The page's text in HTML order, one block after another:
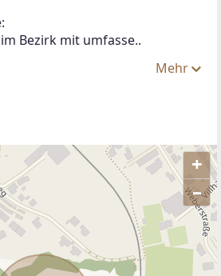
Bezirk mit umfasse..
Mehr
+
–